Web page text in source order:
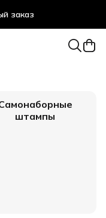
заказ
штампы